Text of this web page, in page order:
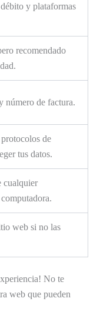
y plataformas
recomendado
número de factura.
de
tus datos.
cualquier
web si no las
No te
web que pueden